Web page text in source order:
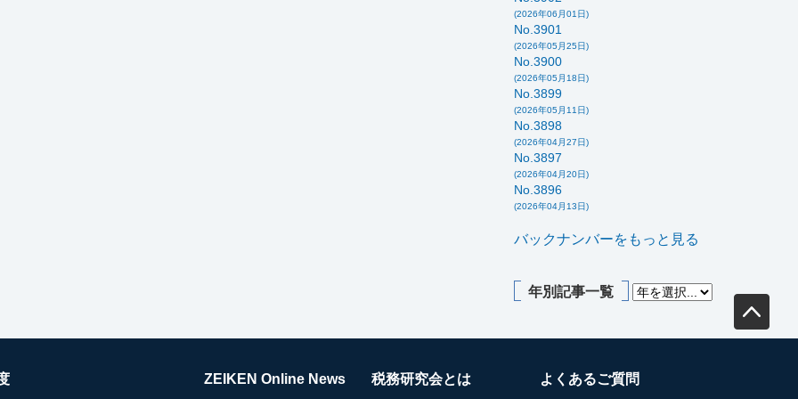
(2026年06月01日)
No.3901
(2026年05月25日)
No.3900
(2026年05月18日)
No.3899
(2026年05月11日)
No.3898
(2026年04月27日)
No.3897
(2026年04月20日)
No.3896
(2026年04月13日)
バックナンバーをもっと見る
年別記事一覧
ZEIKEN Online News 税務研究会とは よくあるご質問